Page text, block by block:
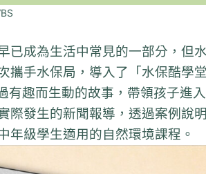
已成為生活中常見的一部分，但
攜手水保局，導入了「水保酷學
趣而生動的故事，帶領孩子進
際發生的新聞報導，透過案例說
年級學生適用的自然環境課程。